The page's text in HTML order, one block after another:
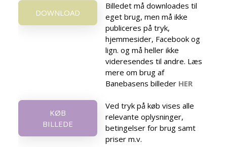
DOWNLOAD
Billedet må downloades til
eget brug, men må ikke
publiceres på tryk,
hjemmesider, Facebook og
lign. og må heller ikke
videresendes til andre. Læs
mere om brug af
Banebasens billeder HER
KØB
BILLEDE
Ved tryk på køb vises alle
relevante oplysninger,
betingelser for brug samt
priser m.v.